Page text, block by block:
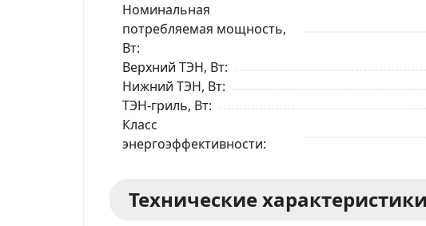
Номинальная
потребляемая мощность,
Вт
Верхний ТЭН, Вт
Нижний ТЭН, Вт
ТЭН-гриль, Вт
Класс
энергоэффективности
Технические характеристики